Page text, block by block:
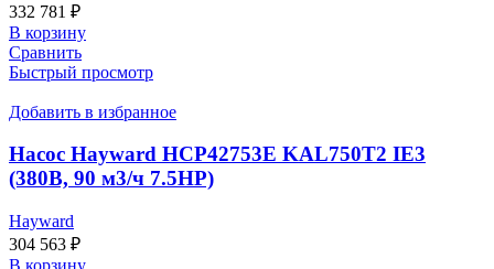
332 781 ₽
В корзину
Сравнить
Быстрый просмотр
Добавить в избранное
Насос Hayward HCP42753E KAL750T2 IE3
(380В, 90 м3/ч 7.5HP)
Hayward
304 563 ₽
В корзину